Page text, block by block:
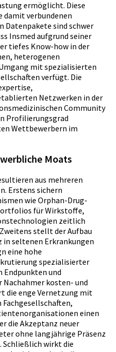
ermöglicht. Diese
verbundenen
Datenpakete sind schwer
Insmed aufgrund seiner
tiefes Know-how in der
heterogenen
mit spezialisierten
verfügt. Die
Netzwerken in der
Community
Profilierungsgrad
Wettbewerbern im
Moats
aus mehreren
Erstens sichern
wie Orphan-Drug-
für Wirkstoffe,
zeitlich
stellt der Aufbau
in seltenen Erkrankungen
eine hohe
spezialisierter
Endpunkten und
kosten- und
die enge Vernetzung mit
einen
die Akzeptanz neuer
ohne langjährige Präsenz
Schließlich wirkt die